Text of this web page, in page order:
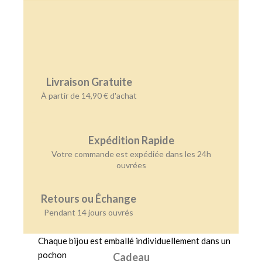
Livraison Gratuite
À partir de 14,90 € d'achat
Expédition Rapide
Votre commande est expédiée dans les 24h
ouvrées
Retours ou Échange
Pendant 14 jours ouvrés
Cadeau
Chaque bijou est emballé individuellement dans un
pochon